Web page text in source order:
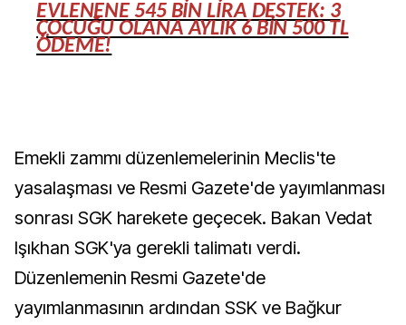
EVLENENE 545 BİN LİRA DESTEK: 3
ÇOCUĞU OLANA AYLIK 6 BİN 500 TL
ÖDEME!
Emekli zammı düzenlemelerinin Meclis'te
yasalaşması ve Resmi Gazete'de yayımlanması
sonrası SGK harekete geçecek. Bakan Vedat
Işıkhan SGK'ya gerekli talimatı verdi.
Düzenlemenin Resmi Gazete'de
yayımlanmasının ardından SSK ve Bağkur